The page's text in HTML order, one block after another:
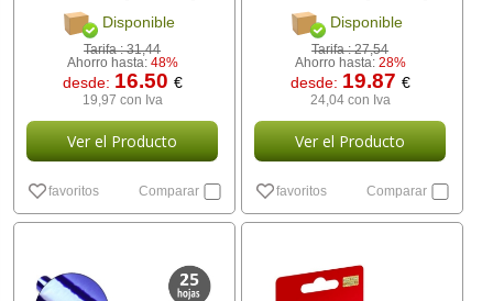
Disponible
Tarifa :31,44
Ahorro hasta: 48%
desde: 16.50 €
19,97 con Iva
Ver el Producto
favoritos Comparar
Disponible
Tarifa :27,54
Ahorro hasta: 28%
desde: 19.87 €
24,04 con Iva
Ver el Producto
favoritos Comparar